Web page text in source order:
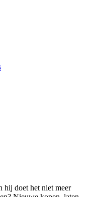
hij doet het niet meer